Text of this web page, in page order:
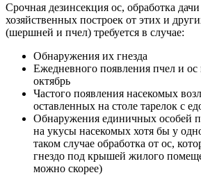
Срочная дезинсекция ос, обработка
хозяйственных построек от этих и
(шершней и пчел) требуется в случае:
Обнаружения их гнезда
Ежедневного появления пчел и ос
октябрь
Частого появления насекомых
оставленных на столе тарелок с
Обнаружения единичных особей
на укусы насекомых хотя бы у
таком случае обработка от ос,
гнездо под крышей жилого
можно скорее)